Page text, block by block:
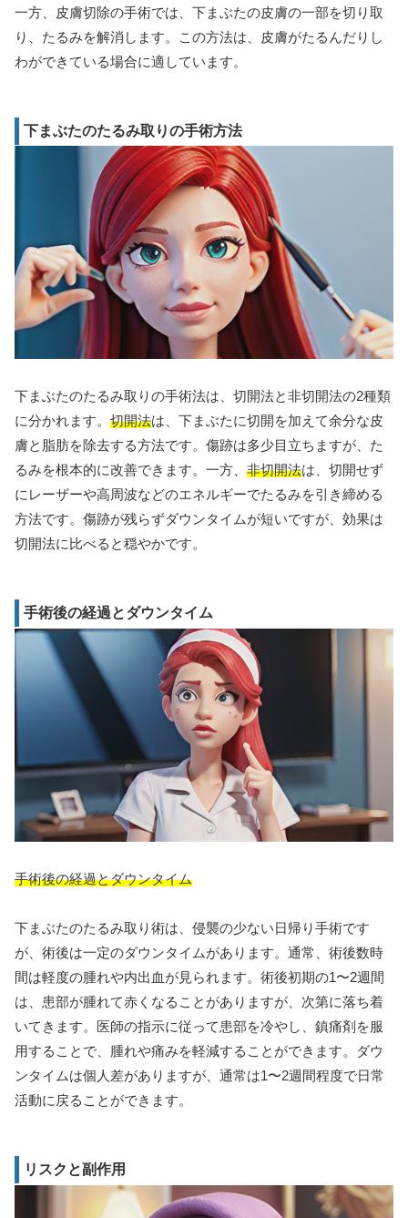
一方、皮膚切除の手術では、下まぶたの皮膚の一部を切り取
り、たるみを解消します。この方法は、皮膚がたるんだりし
わができている場合に適しています。
下まぶたのたるみ取りの手術方法
下まぶたのたるみ取りの手術法は、切開法と非切開法の2種類
に分かれます。 切開法は、下まぶたに切開を加えて余分な皮
膚と脂肪を除去する方法です。傷跡は多少目立ちますが、た
るみを根本的に改善できます。一方、 非切開法は、切開せず
にレーザーや高周波などのエネルギーでたるみを引き締める
方法です。傷跡が残らずダウンタイムが短いですが、効果は
切開法に比べると穏やかです。
手術後の経過とダウンタイム
手術後の経過とダウンタイム
下まぶたのたるみ取り術は、侵襲の少ない日帰り手術です
が、術後は一定のダウンタイムがあります。通常、術後数時
間は軽度の腫れや内出血が見られます。術後初期の1〜2週間
は、患部が腫れて赤くなることがありますが、次第に落ち着
いてきます。医師の指示に従って患部を冷やし、鎮痛剤を服
用することで、腫れや痛みを軽減することができます。ダウ
ンタイムは個人差がありますが、通常は1〜2週間程度で日常
活動に戻ることができます。
リスクと副作用